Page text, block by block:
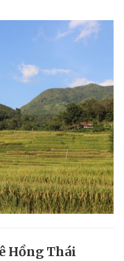
Hồng Thái